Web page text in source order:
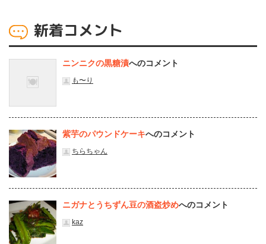
新着コメント
ニンニクの黒糖漬へのコメント
も〜り
紫芋のパウンドケーキへのコメント
ちらちゃん
ニガナとうちずん豆の酒盗炒めへのコメント
kaz